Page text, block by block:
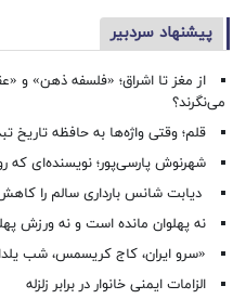
پیشنهاد سردبیر
از مغز تا اشراق؛ «فلسفه ذهن» و
می‌نگرند؟
قلم؛ وقتی واژه‌ها به حافظه تاریخ
شهرنوش پارسی‌پور؛ نویسنده‌ای که
دیابت شانس بارداری سالم را
نه پهلوان مانده است و نه ورزش
«سرو ایران، کاج کریسمس، شب
الزامات ایمنی خانوار در برابر زلزله